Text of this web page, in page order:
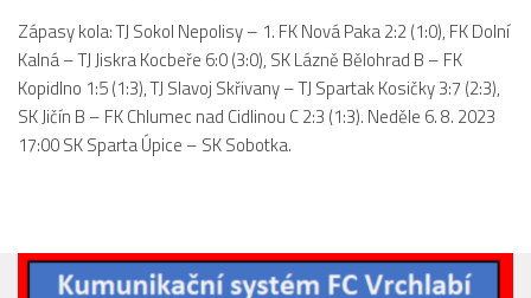
Zápasy MB 2024/25
2023/24
2022/23
Tabulka
Zápasy kola: TJ Sokol Nepolisy – 1. FK Nová Paka 2:2 (1:0), FK Dolní
Kalná – TJ Jiskra Kocbeře 6:0 (3:0), SK Lázně Bělohrad B – FK
Kopidlno 1:5 (1:3), TJ Slavoj Skřivany – TJ Spartak Kosičky 3:7 (2:3),
SK Jičín B – FK Chlumec nad Cidlinou C 2:3 (1:3). Neděle 6. 8. 2023
17:00 SK Sparta Úpice – SK Sobotka.